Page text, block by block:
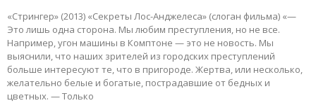
«Стрингер» (2013) «Секреты Лос-Анджелеса» (слоган фильма) «—
Это лишь одна сторона. Мы любим преступления, но не все.
Например, угон машины в Комптоне — это не новость. Мы
выяснили, что наших зрителей из городских преступлений
больше интересуют те, что в пригороде. Жертва, или несколько,
желательно белые и богатые, пострадавшие от бедных и
цветных. — Только